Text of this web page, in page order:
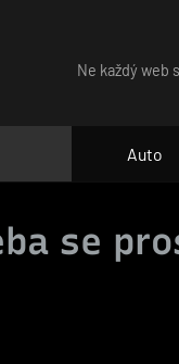
Ne každý web
Auto
se